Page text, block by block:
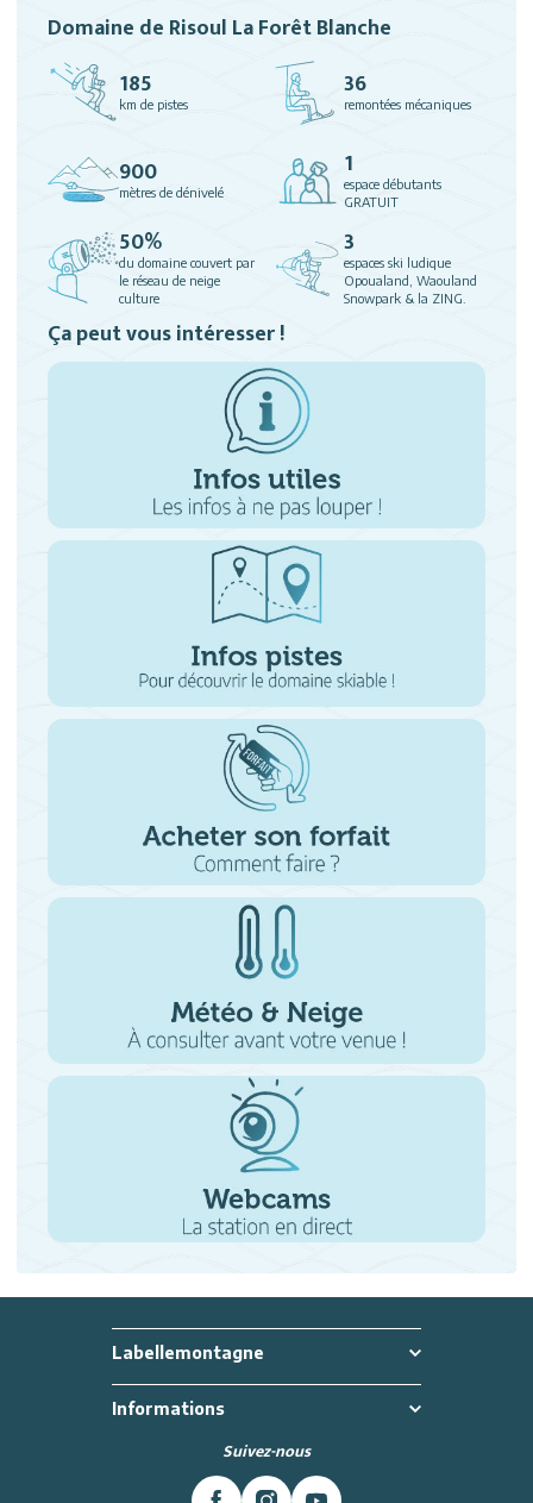
Domaine de Risoul La Forêt Blanche
185
km de pistes
36
remontées mécaniques
900
mètres de dénivelé
1
espace débutants
GRATUIT
50%
du domaine couvert par
le réseau de neige
culture
3
espaces ski ludique
Opoualand, Waouland
Snowpark & la ZING.
Ça peut vous intéresser !
Labellemontagne
Informations
Suivez-nous